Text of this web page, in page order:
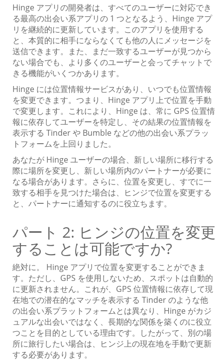
Hinge アプリの開発者は、すべてのユーザーに対応でき
る最高の出会い系アプリの 1 つとなるよう、Hinge アプ
リを継続的に更新しています。このアプリを使用する
と、本質的に相手にならなくても他の人にメッセージを
送信できます。また、まだ一致するユーザーが見つから
ない場合でも、より多くのユーザーと会ってチャットで
きる機能がいくつかあります。
Hinge には位置情報サービスがあり、いつでも位置情報
を変更できます。つまり、Hinge アプリ上で位置を手動
で変更します。これにより、Hinge は、常に GPS 位置情
報に依存してユーザーを特定し、その結果の位置情報を
表示する Tinder や Bumble などの他の出会い系プラッ
トフォームを上回りました。
あなたが Hinge ユーザーの場合、新しい場所に移行する
際に場所を変更し、新しい場所内のパートナーが必要に
なる場合があります。さらに、位置を変更し、すでに一
致する相手を見つけた場合は、ヒンジで位置を変更する
と、パートナーに通知するのに役立ちます。
パート 2: ヒンジの位置を変更
することは可能ですか?
絶対に。 Hinge アプリで位置を変更することができま
す。ただし、GPS を使用しないため、スポットは自動的
に更新されません。これが、GPS 位置情報に依存して現
在地での潜在的なマッチを表示する Tinder のような他
の出会い系プラットフォームとは異なり、Hinge がカジ
ュアルな出会いではなく、長期的な関係を築くのに役立
つことを目的としている理由です。したがって、別の場
所に旅行したい場合は、ヒンジ上の現在地を手動で更新
する必要があります。